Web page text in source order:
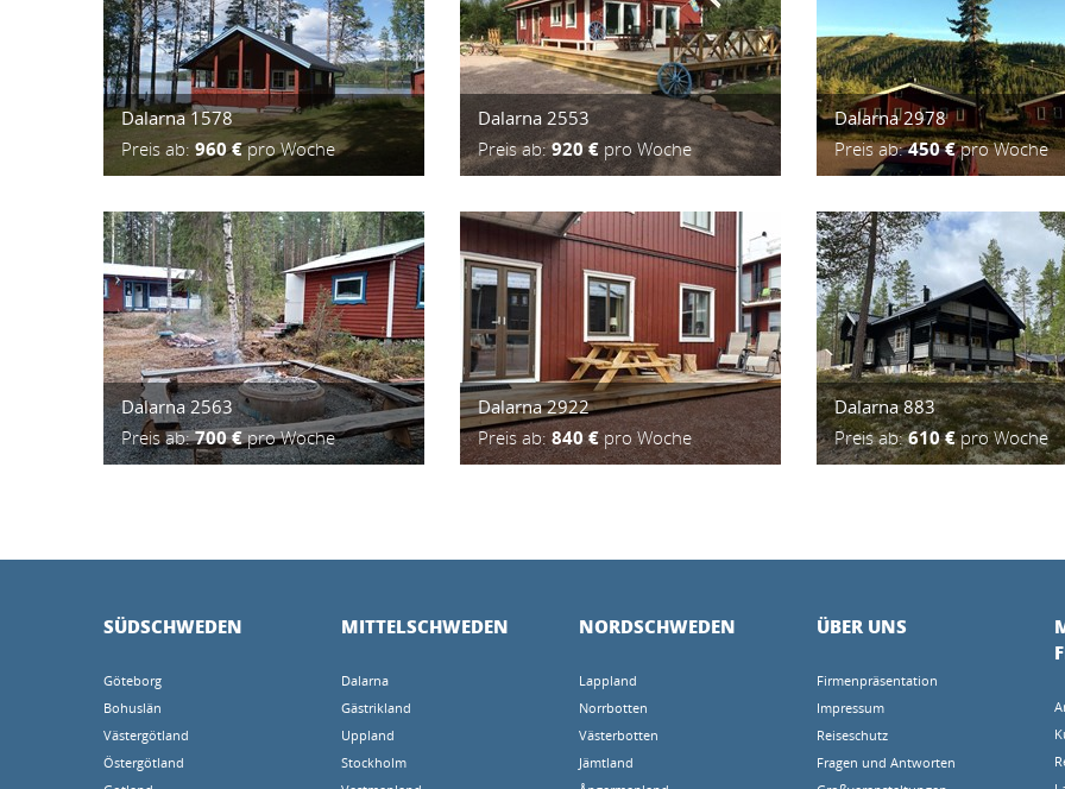
Dalarna 1578
Preis ab: 960 €pro Woche
Dalarna 2553
Preis ab:920 € pro Woche
Dalarna 2978
Preis ab:450 €pro Woche
Dalarna 2563
Preis ab:700 €pro Woche
Dalarna 2922
Preis ab:840 €pro Woche
Dalarna 883
Preis ab:610 €pro Woche
SÜDSCHWEDEN
Göteborg
Bohuslän
Västergötland
Östergötland
MITTELSCHWEDEN
Dalarna
Gästrikland
Uppland
Stockholm
NORDSCHWEDEN
Lappland
Norrbotten
Västerbotten
Jämtland
ÜBER UNS
Firmenpräsentation
Impressum
Reiseschutz
Fragen und Antworten